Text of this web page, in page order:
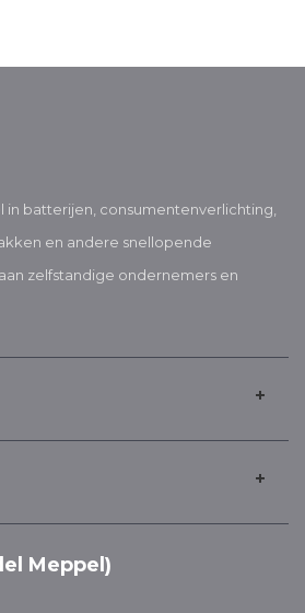
in batterijen, consumentenverlichting,
en andere snellopende
zelfstandige ondernemers en
Meppel)